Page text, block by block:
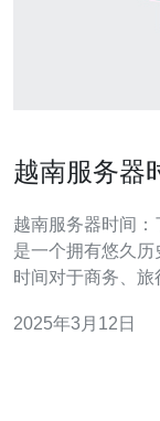
越南服务器
越南服务器时间：了解越
是一个拥有悠久
时间对于商务、旅行
时。 通过连接越南的服务器，您可以获取越南的当前时
2025年3月12日